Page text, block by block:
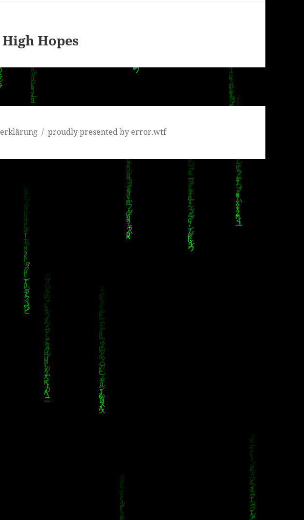
Hopes
proudly presented by error.wtf